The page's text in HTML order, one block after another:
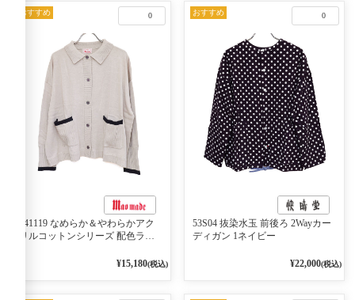
0
おすすめ
541119 なめらか＆やわらかアク
リルコットンシリーズ 配色ライ
ン 10ベージュ×ネイビー¥15,180(税込)
0
おすすめ
53S04 抜染水玉 前後ろ 2Wayカー
ディガン 1ネイビー
¥22,000(税込)